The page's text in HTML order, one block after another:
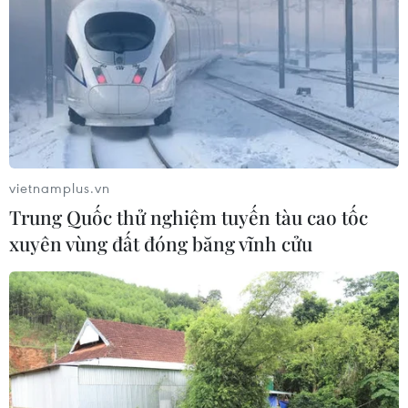
Algeria chấp thuận đơn từ chức của Tổng
thống Bouteflika
03/04/2019 14:47
Hội đồng Hiến pháp Algeria cũng đã thông báo với
Quốc hội tuyên bố "trống vị trí tổng thống" nước Cộng
hòa Algeria dân chủ và nhân dân.
vietnamplus.vn
Trung Quốc thử nghiệm tuyến tàu cao tốc
xuyên vùng đất đóng băng vĩnh cửu